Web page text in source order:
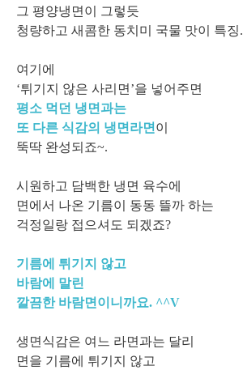
그 평양냉면이 그렇듯
청량하고 새콤한 동치미 국물 맛이 특징.
여기에
‘튀기지 않은 사리면’을 넣어주면
평소 먹던 냉면과는
또 다른 식감의 냉면라면 이
뚝딱 완성되죠~.
시원하고 담백한 냉면 육수에
면에서 나온 기름이 동동 뜰까 하는
걱정일랑 접으셔도 되겠죠?
기름에 튀기지 않고
바람에 말린
깔끔한 바람면이니까요. ^^V
생면식감은 여느 라면과는 달리
면을 기름에 튀기지 않고